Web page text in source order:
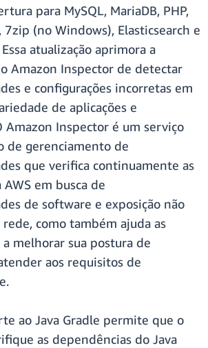
para MySQL, MariaDB, PHP,
7zip (no Windows), Elasticsearch e
atualização aprimora a
Amazon Inspector de detectar
e configurações incorretas em
de aplicações e
Amazon Inspector é um serviço
de gerenciamento de
que verifica continuamente as
em busca de
de software e exposição não
como também ajuda as
a melhorar sua postura de
aos requisitos de
ao Java Gradle permite que o
as dependências do Java